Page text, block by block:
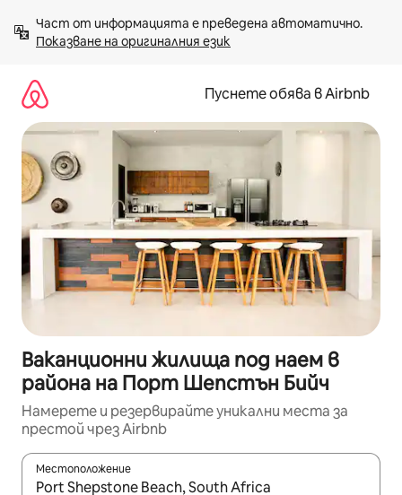
към
съдържанието
Показване на оригиналния език
Пуснете обява в Airbnb
Ваканционни жилища под наем в
района на Порт Шепстън Бийч
Намерете и резервирайте уникални места за
престой чрез Airbnb
Местоположение
Когато резултатите се покажат, използвайте